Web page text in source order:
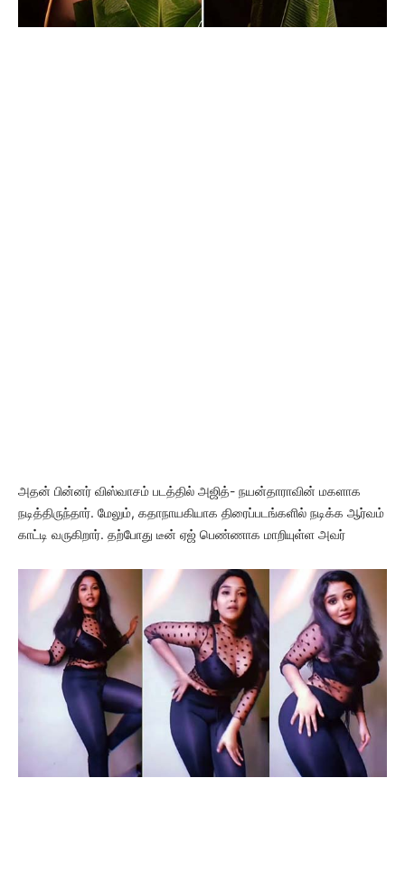
அதன் பின்னர் விஸ்வாசம் படத்தில் அஜித்- நயன்தாராவின் மகளாக
நடித்திருந்தார். மேலும், கதாநாயகியாக திரைப்படங்களில் நடிக்க ஆர்வம்
காட்டி வருகிறார். தற்போது டீன் ஏஜ் பெண்ணாக மாறியுள்ள அவர்